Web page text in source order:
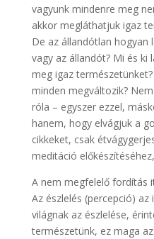
vagyunk mindenre meg
akkor megláthatjuk igaz
De az állandótlan
vagy az állandót? Mi és ki
meg igaz
minden megváltozik?
róla – egyszer ezzel,
hanem, hogy elvágjuk a
cikkeket, csak
meditáció
A nem megfelelő fordítás
Az észlelés (percepció)
világnak az észlelése,
természetünk, ez maga